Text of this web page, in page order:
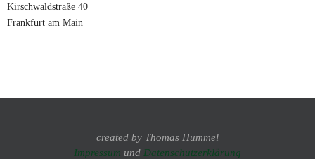
Kirschwaldstraße 40
Frankfurt am Main
created by Thomas Hummel
Impressum und Datenschutzerklärung